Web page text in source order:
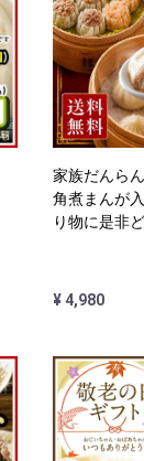
家族だんら
角煮まんが
り物に是非
¥ 4,980